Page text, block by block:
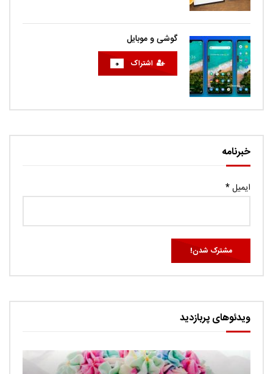
گوشی و موبایل
اشتراک 0
خبرنامه
ایمیل*
ویدئوهای پربازدید